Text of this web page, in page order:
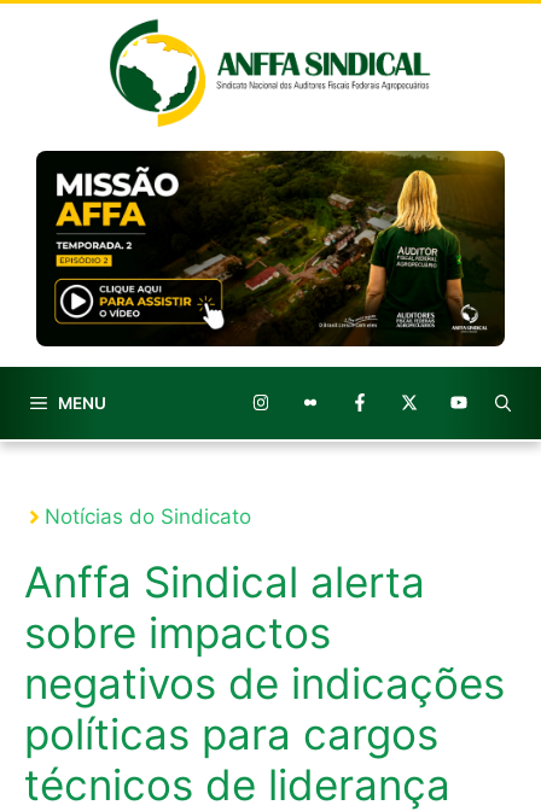
MENU
Notícias do Sindicato
Anffa Sindical alerta
sobre impactos
negativos de indicações
políticas para cargos
técnicos de liderança